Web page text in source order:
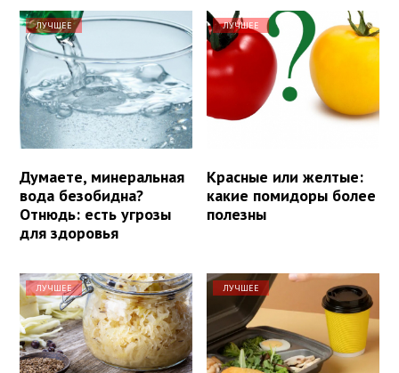
ЛУЧШЕЕ
Думаете, минеральная
вода безобидна?
Отнюдь: есть угрозы
для здоровья
ЛУЧШЕЕ
Красные или желтые:
какие помидоры более
полезны
ЛУЧШЕЕ ЛУЧШЕЕ